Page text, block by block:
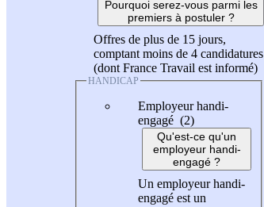
Pourquoi serez-vous parmi les
premiers à postuler ?
Offres de plus de 15 jours,
comptant moins de 4 candidatures
(dont France Travail est informé)
HANDICAP
Employeur handi-
engagé (2)
Qu'est-ce qu'un
employeur handi-
engagé ?
Un employeur handi-
engagé est un